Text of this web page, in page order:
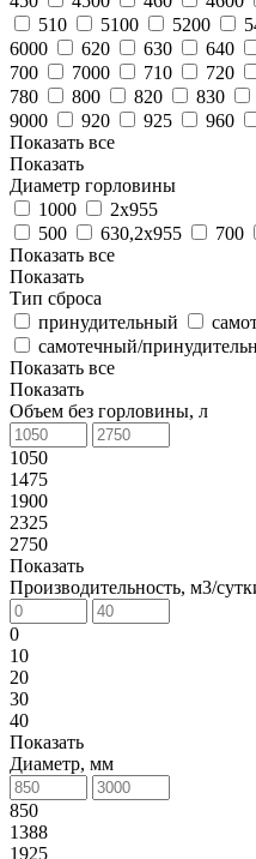
510
5100 5200
6000
620 630 640
700
7000 710 720
780
800 820 830
9000
920 925 960
Показать все
Показать
Диаметр горловины
1000
2х955
500
630,2х955 700
Показать все
Показать
Тип сброса
принудительный
самотечный/
Показать все
Показать
Объем без горловины, л
1050
1475
1900
2325
2750
Показать
Производительность, м3/
0
10
20
30
40
Показать
Диаметр, мм
850
1388
1925